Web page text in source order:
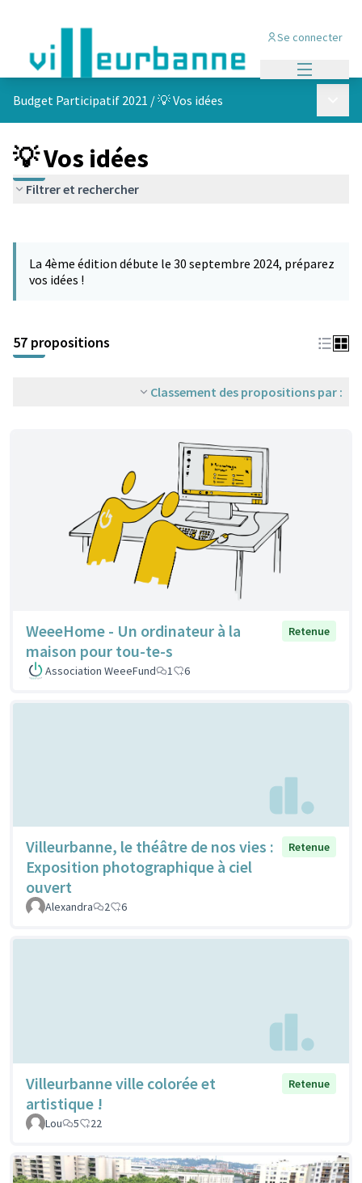
Se connecter
Budget Participatif 2021 /💡 Vos idées
💡 Vos idées
Filtrer et rechercher
La 4ème édition débute le 30 septembre 2024, préparez
vos idées !
57 propositions
Classement des propositions par :
WeeeHome - Un ordinateur à la
maison pour tou-te-s
Retenue
Association WeeeFund 1 6
Villeurbanne, le théâtre de nos vies :
Exposition photographique à ciel
ouvert
Retenue
Alexandra 2 6
Villeurbanne ville colorée et
artistique !
Retenue
Lou 5 22